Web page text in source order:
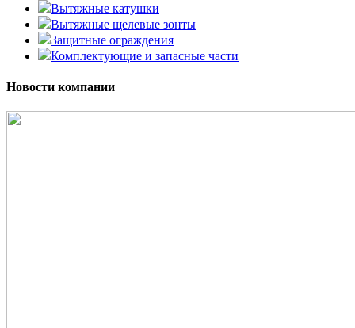
Вытяжные катушки
Вытяжные щелевые зонты
Защитные ограждения
Комплектующие и запасные части
Новости компании